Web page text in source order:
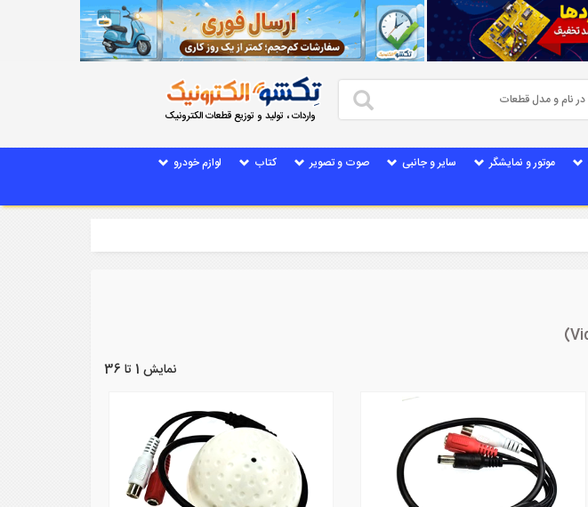
واردات ، تولید و توزیع قطعات الکترونیک
موتور و نمایشگر سایر و جانبی صوت و تصویر کتاب
لوازم خودرو
نمایش 1 تا 36